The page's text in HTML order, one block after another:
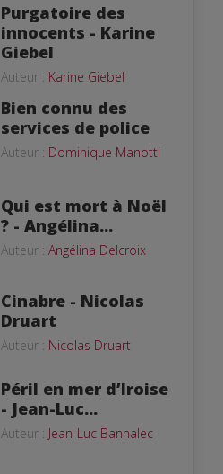
Purgatoire des
innocents - Karine
Giebel
Auteur : Karine Giebel
Bien connu des
services de police
Auteur : Dominique Manotti
Qui est mort à Noël
? - Angélina...
Auteur : Angélina Delcroix
Cinabre - Nicolas
Druart
Auteur : Nicolas Druart
Péril en mer d’Iroise
- Jean-Luc...
Auteur : Jean-Luc Bannalec